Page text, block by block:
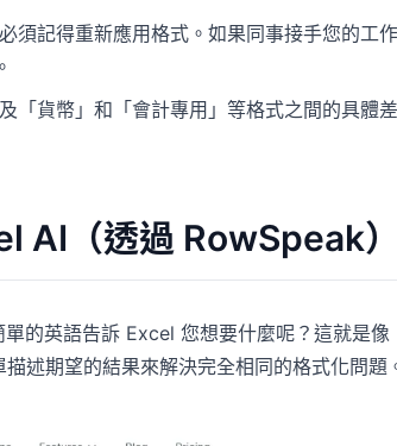
須記得重新應用格式。如果同事接手您的工
「貨幣」和「會計專用」等格式之間的具體
AI（透過 RowSpeak）
的英語告訴 Excel 您想要什麼呢？這就是像
述期望的結果來解決完全相同的格式化問題